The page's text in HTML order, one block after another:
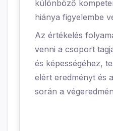
különböző
hiánya figyelembe
Az értékelés
venni a csoport
és képességéhez,
elért eredményt és
során a